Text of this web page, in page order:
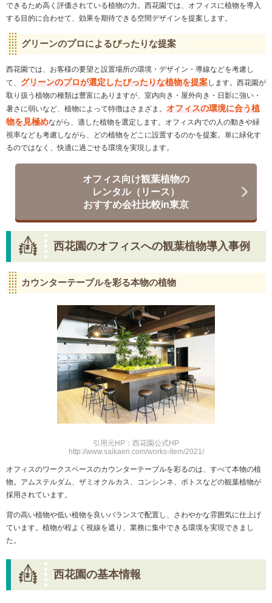
できるため高く評価されている植物の力。西花園では、オフィスに植物を導入
する目的に合わせて、効果を期待できる空間デザインを提案します。
グリーンのプロによるぴったりな提案
西花園では、お客様の要望と設置場所の環境・デザイン・導線などを考慮し
て、 グリーンのプロが選定したぴったりな植物を提案します。西花園が
取り扱う植物の種類は豊富にありますが、室内向き・屋外向き・日影に強い・
暑さに弱いなど、植物によって特徴はさまざま。 オフィスの環境に合う植
物を見極めながら、適した植物を選定します。オフィス内での人の動きや緑
視率なども考慮しながら、どの植物をどこに設置するのかを提案。単に緑化す
るのではなく、快適に過ごせる環境を実現します。
オフィス向け観葉植物の
レンタル（リース）
おすすめ会社比較in東京
西花園のオフィスへの観葉植物導入事例
カウンターテーブルを彩る本物の植物
引用元HP：西花園公式HP
http://www.saikaen.com/works-item/2021/
オフィスのワークスペースのカウンターテーブルを彩るのは、すべて本物の植
物。アムステルダム、ザミオクルカス、コンシンネ、ポトスなどの観葉植物が
採用されています。
背の高い植物や低い植物を良いバランスで配置し、さわやかな雰囲気に仕上げ
ています。植物が程よく視線を遮り、業務に集中できる環境を実現できまし
た。
西花園の基本情報